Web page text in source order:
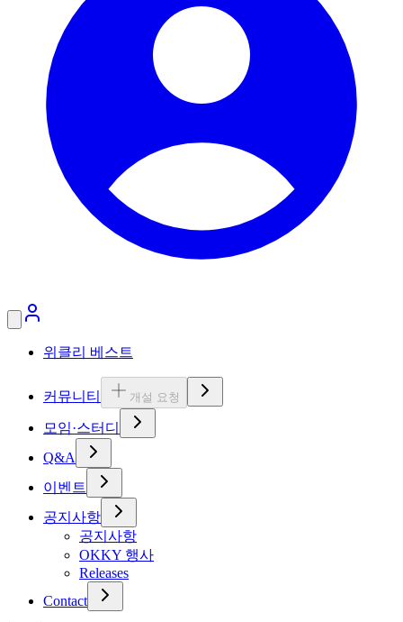
위클리 베스트
커뮤니티 개설 요청
모임·스터디
Q&A
이벤트
공지사항
공지사항
OKKY 행사
Releases
Contact